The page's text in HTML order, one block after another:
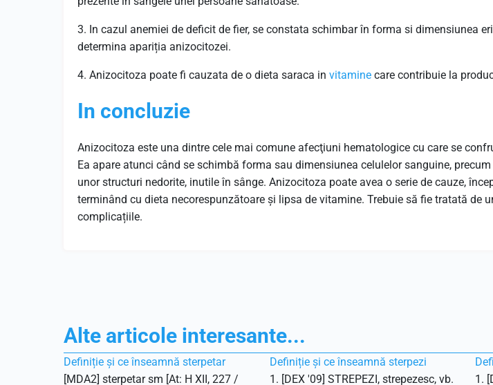
3. In cazul anemiei de deficit de fier, se constata schimbar în forma si dimensiunea
determina apariția anizocitozei.
4. Anizocitoza poate fi cauzata de o dieta saraca in vitamine care contribuie la
In concluzie
Anizocitoza este una dintre cele mai comune afecţiuni hematologice cu care se
Ea apare atunci când se schimbă forma sau dimensiunea celulelor sanguine,
unor structuri nedorite, inutile în sânge. Anizocitoza poate avea o serie de cauze,
terminând cu dieta necorespunzătoare și lipsa de vitamine. Trebuie să fie tratată de
complicațiile.
Alte articole interesante...
Definiție și ce înseamnă sterpetar
[MDA2] sterpetar sm [At: H XII, 227 /
Definiție și ce înseamnă sterpezi
1. [DEX '09] STREPEZI, strepezesc, vb.
1.